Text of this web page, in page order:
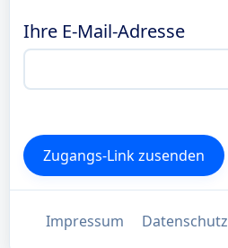
Ihre E-Mail-Adresse
Impressum Datenschutz